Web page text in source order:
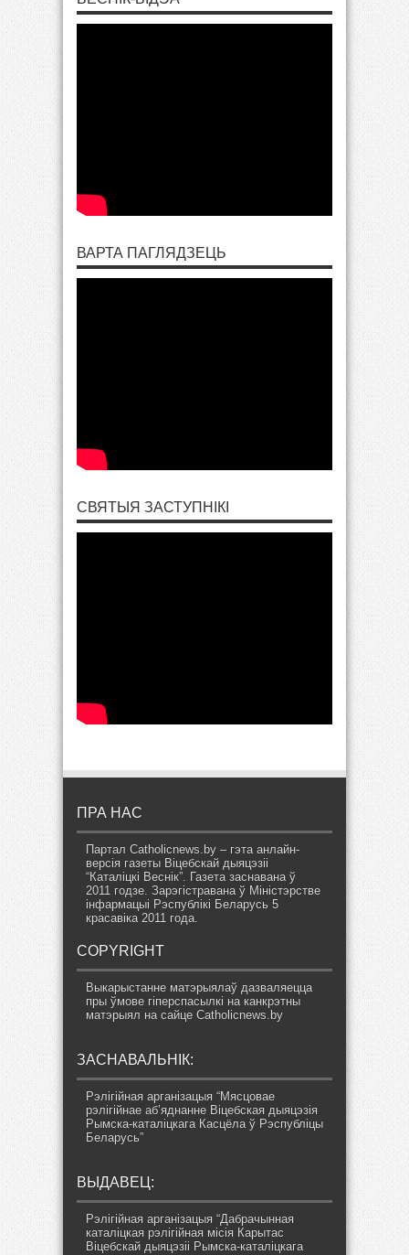
ВАРТА ПАГЛЯДЗЕЦЬ
СВЯТЫЯ ЗАСТУПНІКІ
ПРА НАС
Партал Catholicnews.by – гэта анлайн-
версія газеты Віцебскай дыяцэзіі
“Каталіцкі Веснік”. Газета заснавана ў
2011 годзе. Зарэгістравана ў Міністэрстве
інфармацыі Рэспублікі Беларусь 5
красавіка 2011 года.
COPYRIGHT
Выкарыстанне матэрыялаў дазваляецца
пры ўмове гіперспасылкі на канкрэтны
матэрыял на сайце Catholicnews.by
ЗАСНАВАЛЬНІК:
Рэлігійная арганізацыя “Мясцовае
рэлігійнае аб’яднанне Віцебская дыяцэзія
Рымска-каталіцкага Касцёла ў Рэспубліцы
Беларусь”
ВЫДАВЕЦ:
Рэлігійная арганізацыя “Дабрачынная
каталіцкая рэлігійная місія Карытас
Віцебскай дыяцэзіі Рымска-каталіцкага